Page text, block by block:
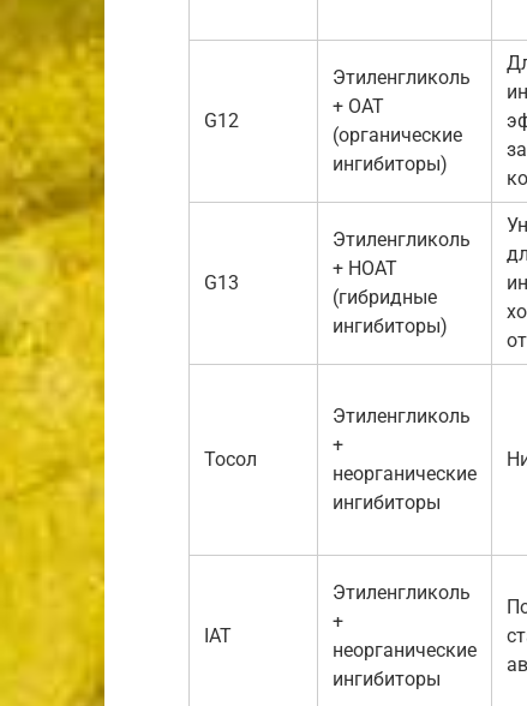
G12
Этиленгликоль
+ OAT
(органические
ингибиторы)
G13
Этиленгликоль
+ HOAT
(гибридные
ингибиторы)
Тосол
Этиленгликоль
+
неорганические
ингибиторы
IAT
Этиленгликоль
+
неорганические
ингибиторы